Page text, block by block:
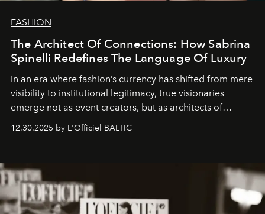
FASHION
The Architect Of Connections: How Sabrina
Spinelli Redefines The Language Of Luxury
In an era where fashion’s currency has shifted from mere
visibility to institutional legitimacy, true visionaries
emerge not as event creators, but as architects of
ecosystems.
Sabrina Spinelli
brand strategist with three decades of mastery in luxury,
framework where creativity, commerce, and culture
converge with surgical precision.
12.30.2025 by L'Officiel BALTIC